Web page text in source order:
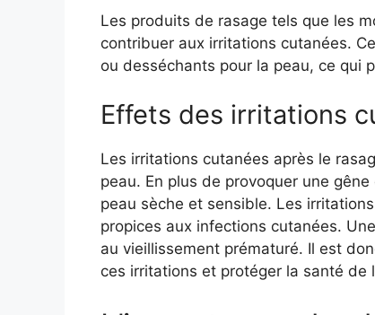
Les produits de rasage tels que les
contribuer aux irritations cutanées.
ou desséchants pour la peau, ce qui
Effets des irritations
Les irritations cutanées après le
peau. En plus de provoquer une
peau sèche et sensible. Les
propices aux infections cutanées.
au vieillissement prématuré. Il est
ces irritations et protéger la santé de